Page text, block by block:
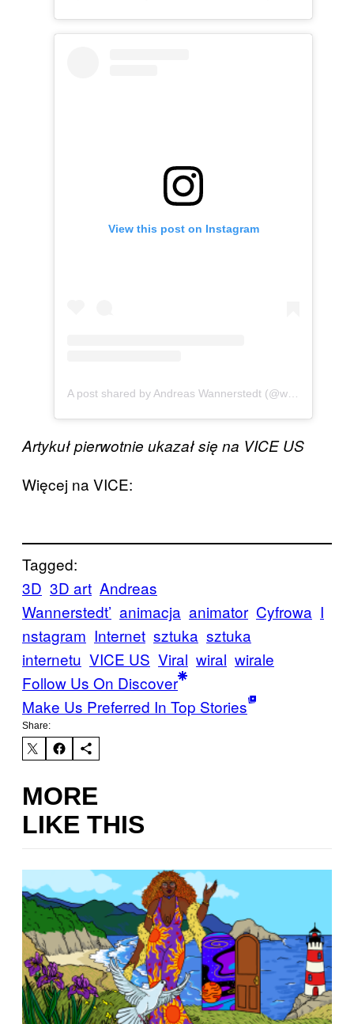
View this post on Instagram
A post shared by Andreas Wannerstedt (@wannerstedt)
Artykuł pierwotnie ukazał się na VICE US
Więcej na VICE:
Tagged:
3D 3D art Andreas
Wannerstedt’ animacja animator Cyfrowa I
nstagram Internet sztuka sztuka
internetu VICE US Viral wiral wirale
Follow Us On Discover
Make Us Preferred In Top Stories
Share:
MORE
LIKE THIS